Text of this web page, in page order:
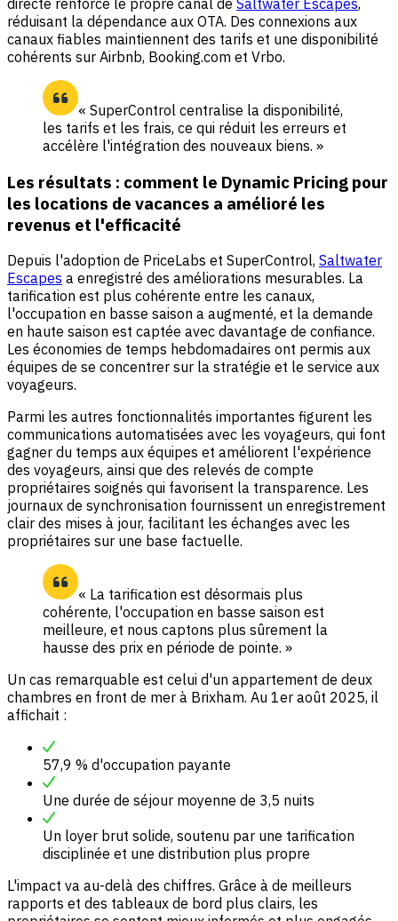
directe renforce le propre canal de Saltwater Escapes,
réduisant la dépendance aux OTA. Des connexions aux
canaux fiables maintiennent des tarifs et une disponibilité
cohérents sur Airbnb, Booking.com et Vrbo.
« SuperControl centralise la disponibilité,
les tarifs et les frais, ce qui réduit les erreurs et
accélère l'intégration des nouveaux biens. »
Les résultats : comment le Dynamic Pricing pour
les locations de vacances a amélioré les
revenus et l'efficacité
Depuis l'adoption de PriceLabs et SuperControl, Saltwater
Escapes a enregistré des améliorations mesurables. La
tarification est plus cohérente entre les canaux,
l'occupation en basse saison a augmenté, et la demande
en haute saison est captée avec davantage de confiance.
Les économies de temps hebdomadaires ont permis aux
équipes de se concentrer sur la stratégie et le service aux
voyageurs.
Parmi les autres fonctionnalités importantes figurent les
communications automatisées avec les voyageurs, qui font
gagner du temps aux équipes et améliorent l'expérience
des voyageurs, ainsi que des relevés de compte
propriétaires soignés qui favorisent la transparence. Les
journaux de synchronisation fournissent un enregistrement
clair des mises à jour, facilitant les échanges avec les
propriétaires sur une base factuelle.
« La tarification est désormais plus
cohérente, l'occupation en basse saison est
meilleure, et nous captons plus sûrement la
hausse des prix en période de pointe. »
Un cas remarquable est celui d'un appartement de deux
chambres en front de mer à Brixham. Au 1er août 2025, il
affichait :
57,9 % d'occupation payante
Une durée de séjour moyenne de 3,5 nuits
Un loyer brut solide, soutenu par une tarification
disciplinée et une distribution plus propre
L'impact va au-delà des chiffres. Grâce à de meilleurs
rapports et des tableaux de bord plus clairs, les